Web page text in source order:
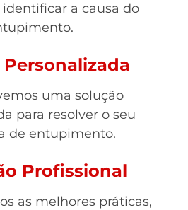
a causa do
Personalizada
uma solução
para resolver o seu
de entupimento.
Profissional
as melhores práticas,